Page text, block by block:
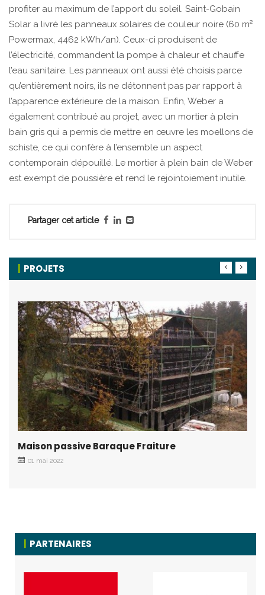
profiter au maximum de l’apport du soleil. Saint-Gobain
Solar a livré les panneaux solaires de couleur noire (60 m²
Powermax, 4462 kWh/an). Ceux-ci produisent de
l’électricité, commandent la pompe à chaleur et chauffe
l’eau sanitaire. Les panneaux ont aussi été choisis parce
qu’entièrement noirs, ils ne détonnent pas par rapport à
l’apparence extérieure de la maison. Enfin, Weber a
également contribué au projet, avec un mortier à plein
bain gris qui a permis de mettre en œuvre les moellons de
schiste, ce qui confère à l’ensemble un aspect
contemporain dépouillé. Le mortier à plein bain de Weber
est exempt de poussière et rend le rejointoiement inutile.
Partager cet article
PROJETS
Maison passive Baraque Fraiture
01 mai 2022
PARTENAIRES